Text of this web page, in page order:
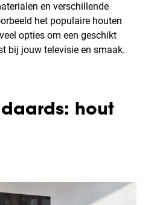
en verschillende
het populaire houten
opties om een geschikt
bij jouw televisie en smaak.
hout